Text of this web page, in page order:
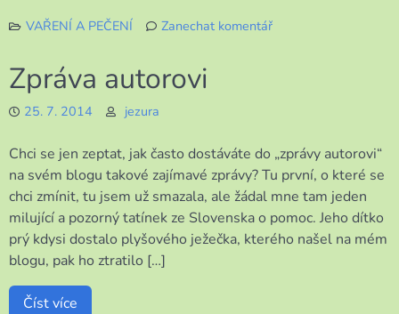
VAŘENÍ A PEČENÍ
Zanechat komentář
Zpráva autorovi
25. 7. 2014 jezura
Chci se jen zeptat, jak často dostáváte do „zprávy autorovi“
na svém blogu takové zajímavé zprávy? Tu první, o které se
chci zmínit, tu jsem už smazala, ale žádal mne tam jeden
milující a pozorný tatínek ze Slovenska o pomoc. Jeho dítko
prý kdysi dostalo plyšového ježečka, kterého našel na mém
blogu, pak ho ztratilo […]
Číst více